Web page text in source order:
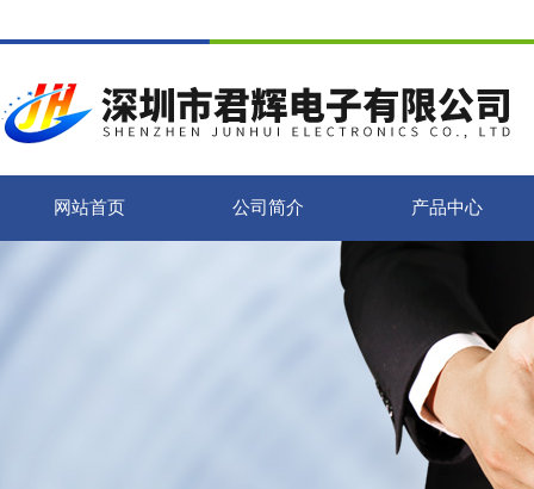
网站首页 公司简介 产品中心